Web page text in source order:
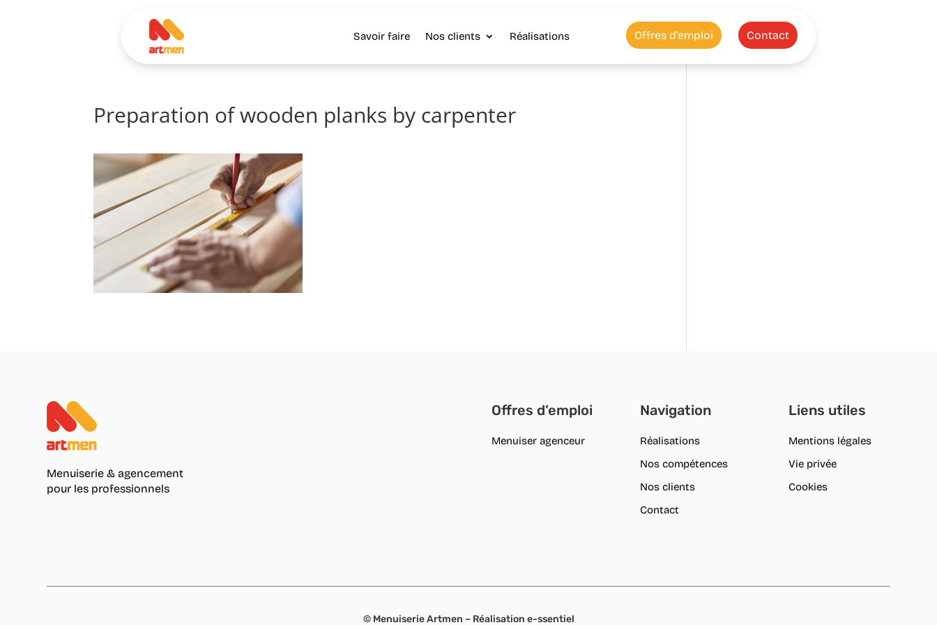
Savoir faire Nos clients Réalisations Offres d’emploi Contact
Preparation of wooden planks by carpenter
Menuiserie & agencement
pour les professionnels
Offres d’emploi
Menuiser agenceur
Navigation
Réalisations
Nos compétences
Nos clients
Contact
Liens utiles
Mentions légales
Vie privée
Cookies
© Menuiserie Artmen – Réalisation e-ssentiel